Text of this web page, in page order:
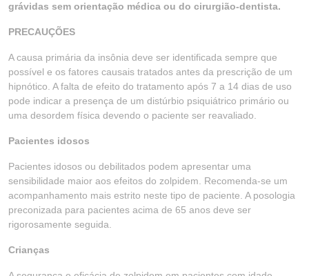
grávidas sem orientação médica ou do cirurgião-dentista.
PRECAUÇÕES
A causa primária da insônia deve ser identificada sempre que
possível e os fatores causais tratados antes da prescrição de um
hipnótico. A falta de efeito do tratamento após 7 a 14 dias de uso
pode indicar a presença de um distúrbio psiquiátrico primário ou
uma desordem física devendo o paciente ser reavaliado.
Pacientes idosos
Pacientes idosos ou debilitados podem apresentar uma
sensibilidade maior aos efeitos do zolpidem. Recomenda-se um
acompanhamento mais estrito neste tipo de paciente. A posologia
preconizada para pacientes acima de 65 anos deve ser
rigorosamente seguida.
Crianças